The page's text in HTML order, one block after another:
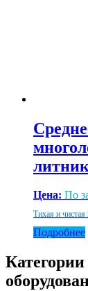
Цена: По
Тихая и
Подробнее